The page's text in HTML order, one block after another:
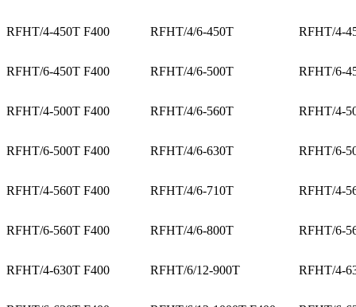
RFHT/4-450T F400 RFHT/4/6-450T RFHT/4-
RFHT/6-450T F400 RFHT/4/6-500T RFHT/6-
RFHT/4-500T F400 RFHT/4/6-560T RFHT/4-
RFHT/6-500T F400 RFHT/4/6-630T RFHT/6-
RFHT/4-560T F400 RFHT/4/6-710T RFHT/4-
RFHT/6-560T F400 RFHT/4/6-800T RFHT/6-
RFHT/4-630T F400 RFHT/6/12-900T RFHT/4-